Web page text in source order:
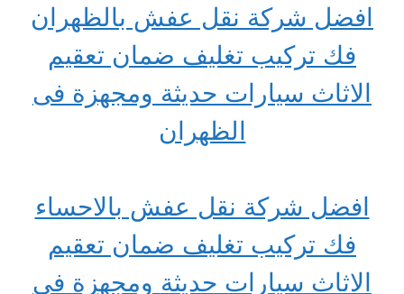
افضل شركة نقل عفش بالظهران
فك تركيب تغليف ضمان تعقيم
الاثاث سيارات حديثة ومجهزة فى
الظهران
افضل شركة نقل عفش بالاحساء
فك تركيب تغليف ضمان تعقيم
الاثاث سيارات حديثة ومجهزة فى